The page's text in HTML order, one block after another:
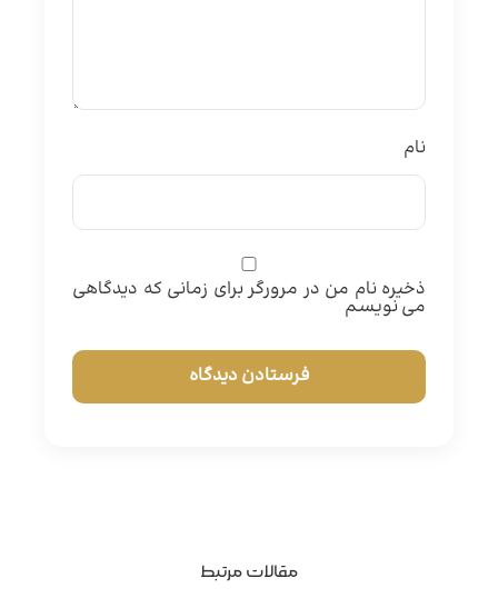
نام
ذخیره نام من در مرورگر برای زمانی که دیدگاهی
می نویسم
مقالات مرتبط